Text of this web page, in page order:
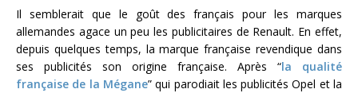
Il semblerait que le goût des français pour les marques
allemandes agace un peu les publicitaires de Renault. En effet,
depuis quelques temps, la marque française revendique dans
ses publicités son origine française. Après “la qualité
française de la Mégane” qui parodiait les publicités Opel et la